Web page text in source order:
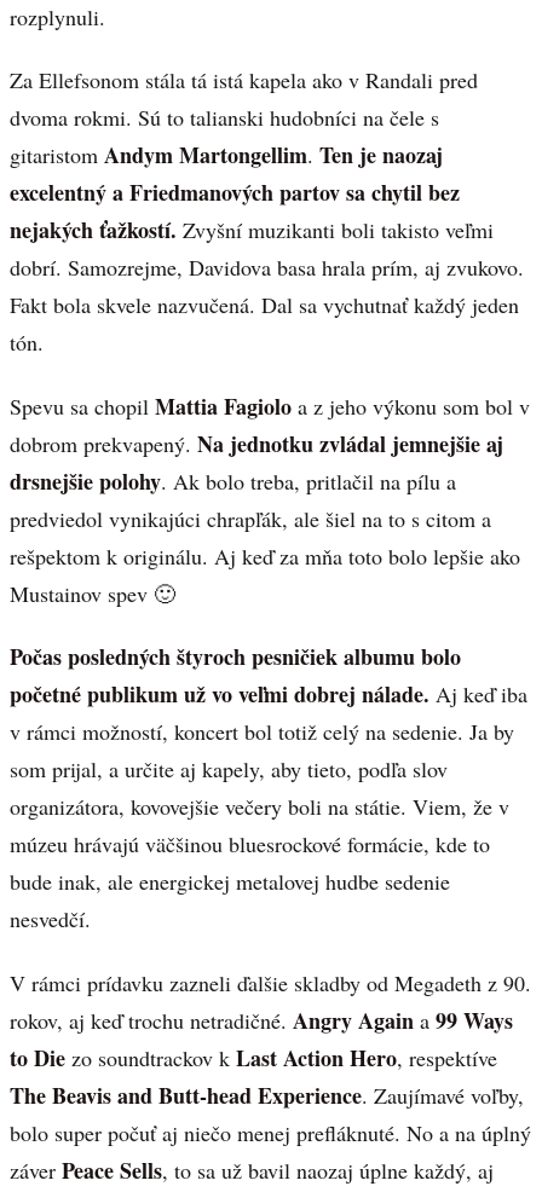
rozplynuli.
Za Ellefsonom stála tá istá kapela ako v Randali pred
dvoma rokmi. Sú to talianski hudobníci na čele s
gitaristom Andym Martongellim. Ten je naozaj
excelentný a Friedmanových partov sa chytil bez
nejakých ťažkostí. Zvyšní muzikanti boli takisto veľmi
dobrí. Samozrejme, Davidova basa hrala prím, aj zvukovo.
Fakt bola skvele nazvučená. Dal sa vychutnať každý jeden
tón.
Spevu sa chopil Mattia Fagiolo a z jeho výkonu som bol v
dobrom prekvapený. Na jednotku zvládal jemnejšie aj
drsnejšie polohy. Ak bolo treba, pritlačil na pílu a
predviedol vynikajúci chrapľák, ale šiel na to s citom a
rešpektom k originálu. Aj keď za mňa toto bolo lepšie ako
Mustainov spev 🙂
Počas posledných štyroch pesničiek albumu bolo
početné publikum už vo veľmi dobrej nálade. Aj keď iba
v rámci možností, koncert bol totiž celý na sedenie. Ja by
som prijal, a určite aj kapely, aby tieto, podľa slov
organizátora, kovovejšie večery boli na státie. Viem, že v
múzeu hrávajú väčšinou bluesrockové formácie, kde to
bude inak, ale energickej metalovej hudbe sedenie
nesvedčí.
V rámci prídavku zazneli ďalšie skladby od Megadeth z 90.
rokov, aj keď trochu netradičné. Angry Again a 99 Ways
to Die zo soundtrackov k Last Action Hero, respektíve
The Beavis and Butt-head Experience. Zaujímavé voľby,
bolo super počuť aj niečo menej prefláknuté. No a na úplný
záver Peace Sells, to sa už bavil naozaj úplne každý, aj